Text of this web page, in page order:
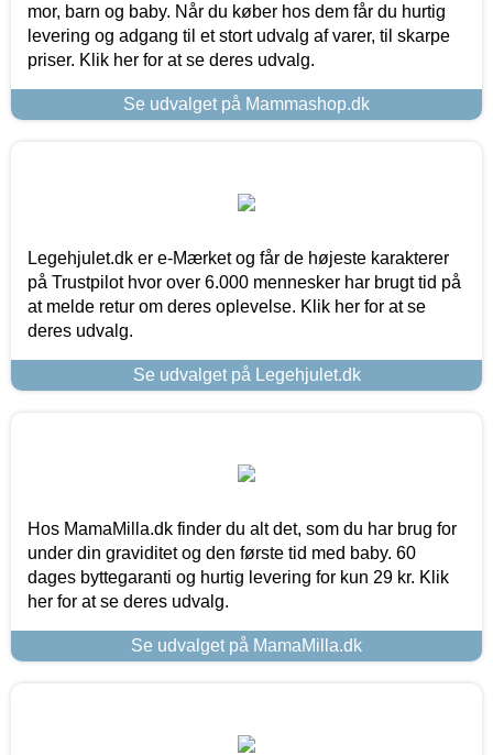
mor, barn og baby. Når du køber hos dem får du hurtig
levering og adgang til et stort udvalg af varer, til skarpe
priser. Klik her for at se deres udvalg.
Se udvalget på Mammashop.dk
Legehjulet.dk er e-Mærket og får de højeste karakterer
på Trustpilot hvor over 6.000 mennesker har brugt tid på
at melde retur om deres oplevelse. Klik her for at se
deres udvalg.
Se udvalget på Legehjulet.dk
Hos MamaMilla.dk finder du alt det, som du har brug for
under din graviditet og den første tid med baby. 60
dages byttegaranti og hurtig levering for kun 29 kr. Klik
her for at se deres udvalg.
Se udvalget på MamaMilla.dk